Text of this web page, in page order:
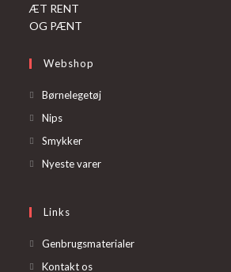
Webshop
BørnelegetøjOpens
NipsOpens
in
SmykkerOpens
in
Nyeste varerOpens
tab
Links
Genbrugsmaterialer
Kontakt os